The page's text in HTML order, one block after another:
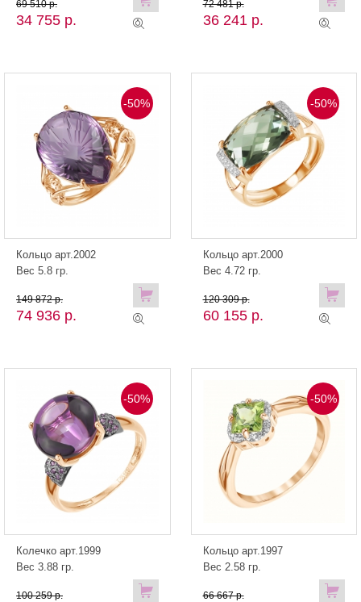
34 755 р.
69 510 р.
36 241 р.
72 481 р.
-50%
Кольцо арт.2002
Вес 5.8 гр.
74 936 р.
149 872 р.
-50%
Кольцо арт.2000
Вес 4.72 гр.
60 155 р.
120 309 р.
-50%
Колечко арт.1999
Вес 3.88 гр.
100 259 р.
-50%
Кольцо арт.1997
Вес 2.58 гр.
66 667 р.